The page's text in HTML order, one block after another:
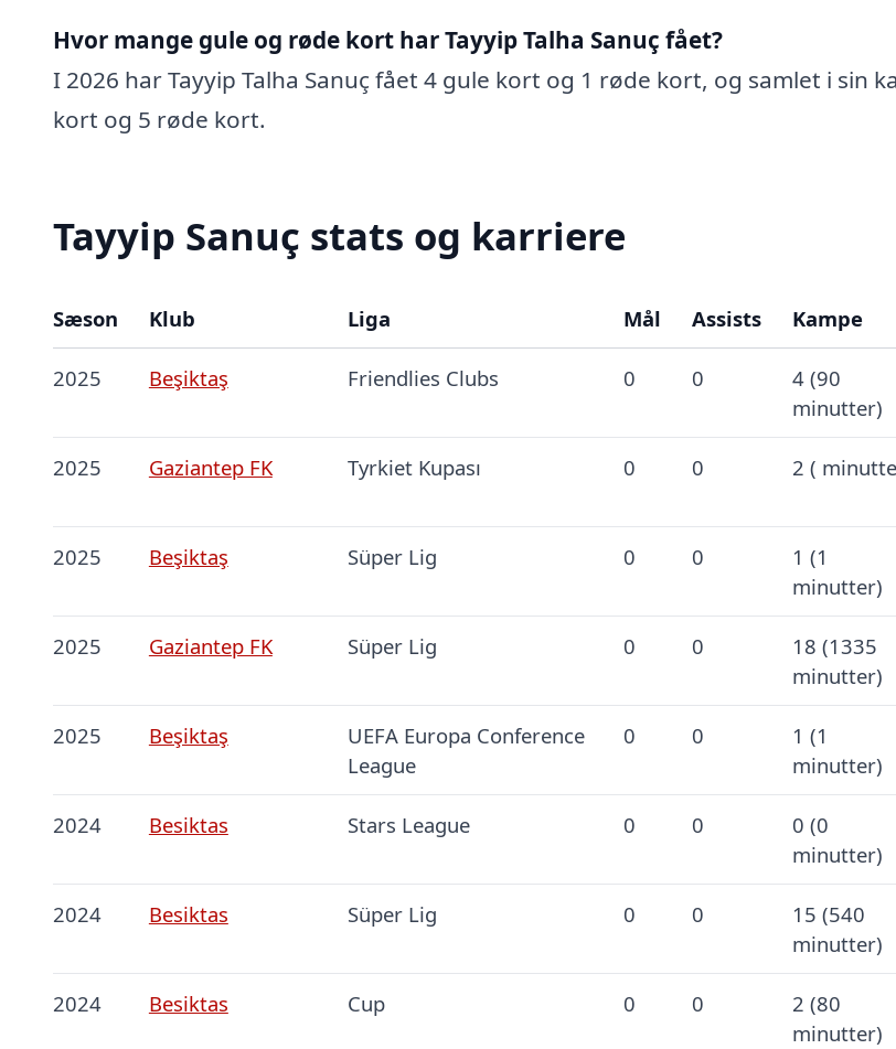
Hvor mange gule og røde kort har Tayyip Talha Sanuç fået?
I 2026 har Tayyip Talha Sanuç fået 4 gule kort og 1 røde kort, og samlet i sin
kort og 5 røde kort.
Tayyip Sanuç stats og karriere
Sæson Klub Liga Mål Assists Kampe
2025 Beşiktaş Friendlies Clubs 0 0
4 (90
minutter)
2025 Gaziantep FK Tyrkiet Kupası 0 0 2 (
2025 Beşiktaş Süper Lig 0 0
1 (1
minutter)
2025 Gaziantep FK Süper Lig 0 0
18 (1335
minutter)
2025 Beşiktaş
UEFA Europa Conference
League
0 0
1 (1
minutter)
2024 Besiktas Stars League 0 0
0 (0
minutter)
2024 Besiktas Süper Lig 0 0
15 (540
minutter)
2024 Besiktas Cup 0 0
2 (80
minutter)